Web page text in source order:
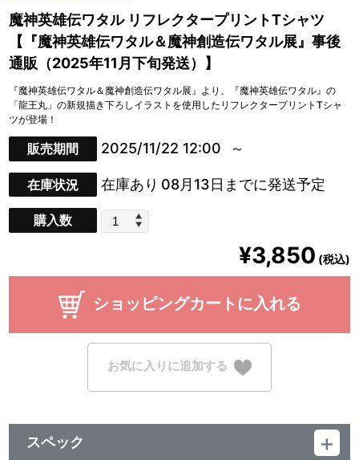
魔神英雄伝ワタル リフレクタープリントTシャツ
【『魔神英雄伝ワタル＆魔神創造伝ワタル展』事後
通販（2025年11月下旬発送）】
『魔神英雄伝ワタル＆魔神創造伝ワタル展』より、『魔神英雄伝ワタル』の
「龍王丸」の新規描き下ろしイラストを使用したリフレクタープリントTシャ
ツが登場！
販売期間 2025/11/22 12:00
在庫状況 在庫あり 08月13日までに発送予定
購入数
¥3,850 (税込)
ショッピングカートに入れる
お気に入りに追加する
スペック